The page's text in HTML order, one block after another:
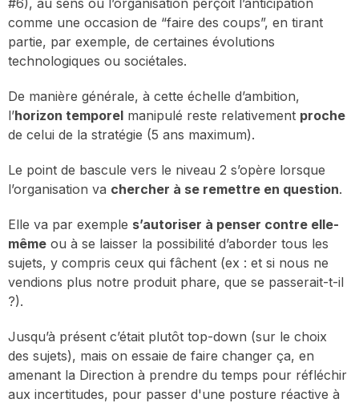
comme une occasion de “faire des coups”, en tirant
partie, par exemple, de certaines évolutions
technologiques ou sociétales.
De manière générale, à cette échelle d’ambition,
l’horizon temporel manipulé reste relativement proche
de celui de la stratégie (5 ans maximum).
Le point de bascule vers le niveau 2 s’opère lorsque
l’organisation va chercher à se remettre en question.
Elle va par exemple s’autoriser à penser contre elle-
même ou à se laisser la possibilité d’aborder tous les
sujets, y compris ceux qui fâchent (ex : et si nous ne
vendions plus notre produit phare, que se passerait-t-il
?).
Jusqu’à présent c’était plutôt top-down (sur le choix
des sujets), mais on essaie de faire changer ça, en
amenant la Direction à prendre du temps pour réfléchir
aux incertitudes, pour passer d'une posture réactive à